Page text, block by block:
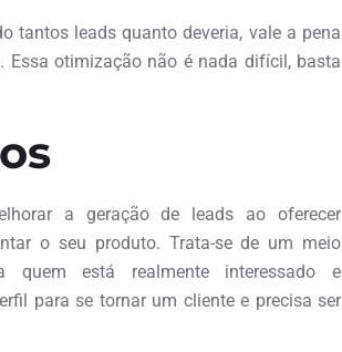
tantos leads quanto deveria, vale a pena
Essa otimização não é nada difícil, basta
a geração de leads ao oferecer
o seu produto. Trata-se de um meio
está realmente interessado e
para se tornar um cliente e precisa ser